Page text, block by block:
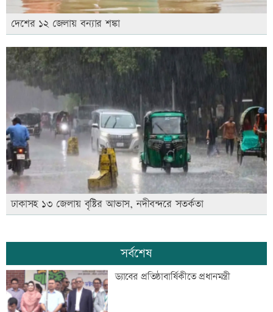
দেশের ১২ জেলায় বন্যার শঙ্কা
ঢাকাসহ ১৩ জেলায় বৃষ্টির আভাস, নদীবন্দরে সতর্কতা
সর্বশেষ
ড্যাবের প্রতিষ্ঠাবার্ষিকীতে প্রধানমন্ত্রী